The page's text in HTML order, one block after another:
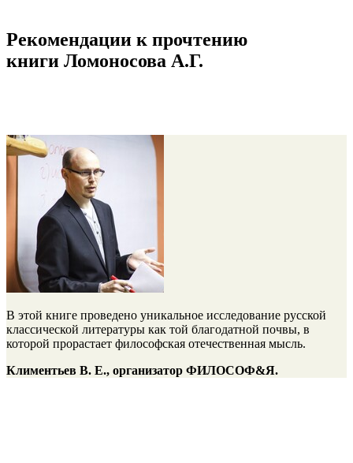
Рекомендации к прочтению
книги Ломоносова А.Г.
В этой книге проведено уникальное исследование русской
классической литературы как той благодатной почвы, в
которой прорастает философская отечественная мысль.
Климентьев В. Е., организатор ФИЛОСОФ&Я.